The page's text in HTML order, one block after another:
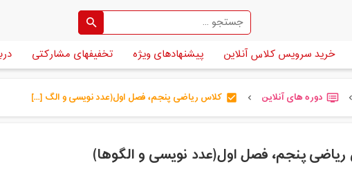
خرید سرویس کلاس آنلاین پیشنهادهای ویژه تخفیفهای مشارکتی
chevron_left
dvr دوره های آنلاین chevron_left
check_box کلاس ریاضی پنجم، فصل اول(عدد نویسی و الگ [...]
پنجم، فصل اول(عدد نویسی و الگوها)